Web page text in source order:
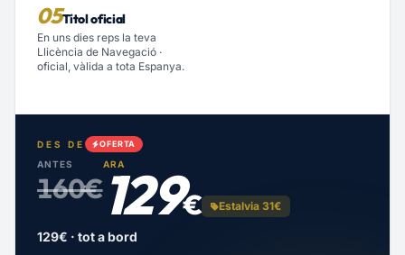
05Títol oficial
En uns dies reps la teva
Llicència de Navegació ·
oficial, vàlida a tota Espanya.
DES DE OFERTA
ANTES
160€
ARA
129€ Estalvia 31€
129€ · tot a bord